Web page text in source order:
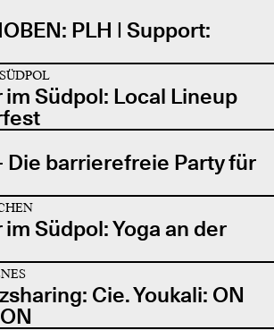
PLH | Support:
Südpol: Local Lineup
Die barrierefreie Party für
Südpol: Yoga an der
Cie. Youkali: ON